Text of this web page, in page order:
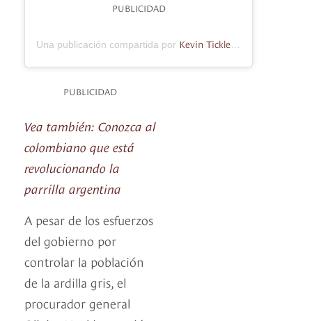
PUBLICIDAD
Una publicación compartida por Kevin Tickle
PUBLICIDAD
Vea también: Conozca al
colombiano que está
revolucionando la
parrilla argentina
A pesar de los esfuerzos
del gobierno por
controlar la población
de la ardilla gris, el
procurador general